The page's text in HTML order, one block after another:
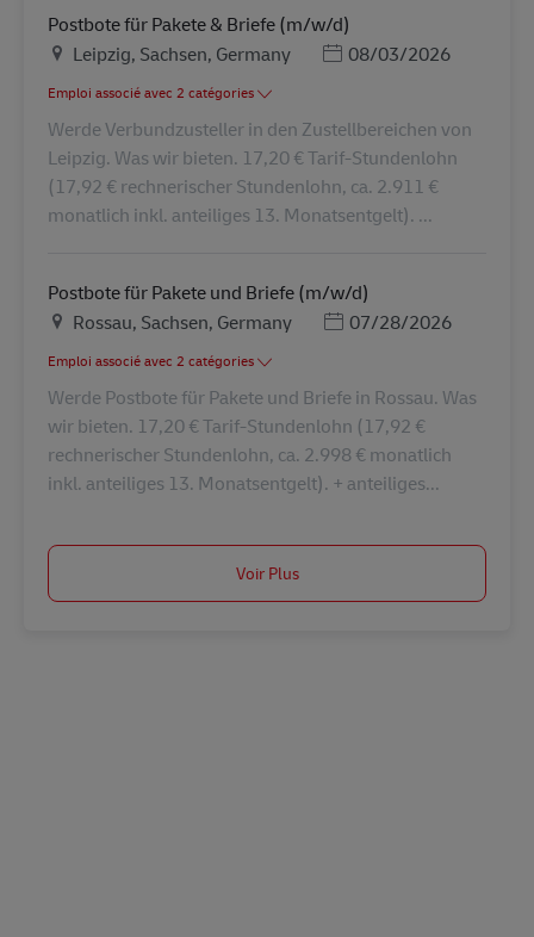
Postbote für Pakete & Briefe (m/w/d)
LieuLeipzig, Sachsen, Germany Posted Date
08/03/2026
Emploi associé avec 2 catégories
Werde Verbundzusteller in den Zustellbereichen von
Leipzig. Was wir bieten. 17,20 € Tarif-Stundenlohn
(17,92 € rechnerischer Stundenlohn, ca. 2.911 €
monatlich inkl. anteiliges 13. Monatsentgelt). ...
Postbote für Pakete und Briefe (m/w/d)
LieuRossau, Sachsen, Germany Posted Date
07/28/2026
Emploi associé avec 2 catégories
Werde Postbote für Pakete und Briefe in Rossau. Was
wir bieten. 17,20 € Tarif-Stundenlohn (17,92 €
rechnerischer Stundenlohn, ca. 2.998 € monatlich
inkl. anteiliges 13. Monatsentgelt). + anteiliges...
Voir Plus